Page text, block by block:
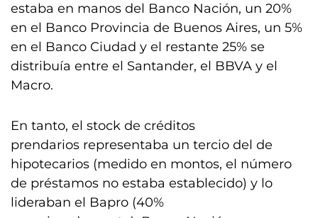
estaba en manos del Banco Nación, un 20%
en el Banco Provincia de Buenos Aires, un 5%
en el Banco Ciudad y el restante 25% se
distribuía entre el Santander, el BBVA y el
Macro.
En tanto, el stock de créditos
prendarios representaba un tercio del de
hipotecarios (medido en montos, el número
de préstamos no estaba establecido) y lo
lideraban el Bapro (40%